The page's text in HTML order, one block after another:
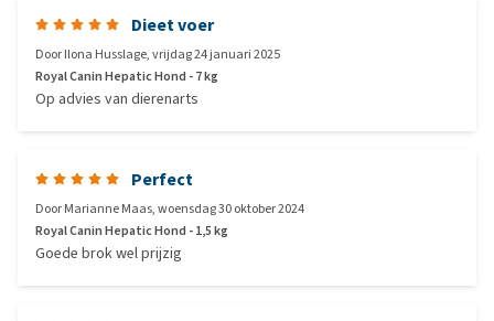
Dieet voer
DoorIlona Husslage,vrijdag 24 januari 2025
Royal Canin Hepatic Hond - 7 kg
Op advies van dierenarts
Perfect
DoorMarianne Maas,woensdag 30 oktober 2024
Royal Canin Hepatic Hond - 1,5 kg
Goede brok wel prijzig